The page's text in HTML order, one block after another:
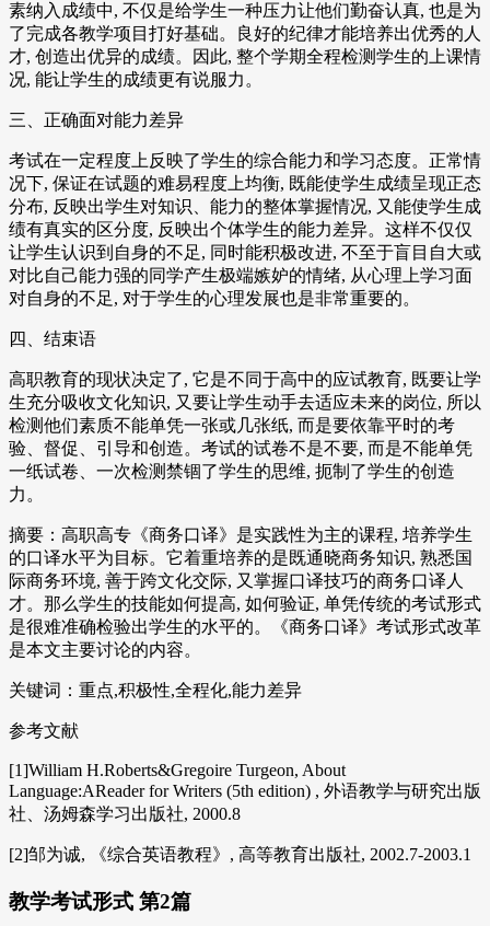
素纳入成绩中, 不仅是给学生一种压力让他们勤奋认真, 也是为
了完成各教学项目打好基础。良好的纪律才能培养出优秀的人
才, 创造出优异的成绩。因此, 整个学期全程检测学生的上课情
况, 能让学生的成绩更有说服力。
三、正确面对能力差异
考试在一定程度上反映了学生的综合能力和学习态度。正常情
况下, 保证在试题的难易程度上均衡, 既能使学生成绩呈现正态
分布, 反映出学生对知识、能力的整体掌握情况, 又能使学生成
绩有真实的区分度, 反映出个体学生的能力差异。这样不仅仅
让学生认识到自身的不足, 同时能积极改进, 不至于盲目自大或
对比自己能力强的同学产生极端嫉妒的情绪, 从心理上学习面
对自身的不足, 对于学生的心理发展也是非常重要的。
四、结束语
高职教育的现状决定了, 它是不同于高中的应试教育, 既要让学
生充分吸收文化知识, 又要让学生动手去适应未来的岗位, 所以
检测他们素质不能单凭一张或几张纸, 而是要依靠平时的考
验、督促、引导和创造。考试的试卷不是不要, 而是不能单凭
一纸试卷、一次检测禁锢了学生的思维, 扼制了学生的创造
力。
摘要：高职高专《商务口译》是实践性为主的课程, 培养学生
的口译水平为目标。它着重培养的是既通晓商务知识, 熟悉国
际商务环境, 善于跨文化交际, 又掌握口译技巧的商务口译人
才。那么学生的技能如何提高, 如何验证, 单凭传统的考试形式
是很难准确检验出学生的水平的。《商务口译》考试形式改革
是本文主要讨论的内容。
关键词：重点,积极性,全程化,能力差异
参考文献
[1]William H.Roberts&Gregoire Turgeon, About
Language:AReader for Writers (5th edition) , 外语教学与研究出版
社、汤姆森学习出版社, 2000.8
[2]邹为诚, 《综合英语教程》, 高等教育出版社, 2002.7-2003.1
教学考试形式 第2篇